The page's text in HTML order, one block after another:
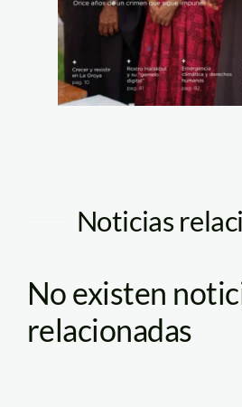
Noticias
No existen
relacionadas